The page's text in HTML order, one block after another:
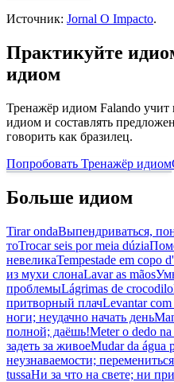
Источник: Jornal O Impacto.
Практикуйте
идиом
Тренажёр идиом Falando учит
идиом и составлять
говорить как бразилец.
Попробовать Тренажёр идиом
Больше идиом
Tirar ondaВыпендриваться,
тоTrocar seis por meia dúzia
невеликаTempestade em copo
из мухи слонаLavar as mãos
проблемыLágrimas de crocodilo
притворный плачLevantar com
ноги; неудачно начать день
полной; даёшь!Meter o dedo
задеть за живоеMudar da água
неузнаваемости;
tussaНи за что на свете; ни